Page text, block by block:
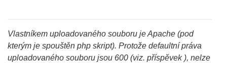
Vlastníkem uploadovaného souboru je Apache (pod
kterým je spouštěn php skript). Protože defaultní práva
uploadovaného souboru jsou 600 (viz. příspěvek ), nelze